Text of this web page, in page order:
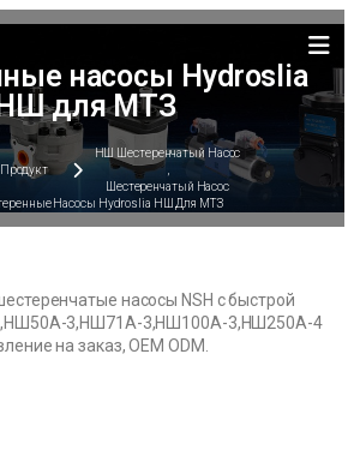
насосы Hydroslia
для МТЗ
Продукт
НШ Шестеренчатый Насос
Шестеренчатый Насос
Насосы Hydroslia НШ Для МТЗ
насосы NSH с быстрой
3,НШ71А-3,НШ100А-3,НШ250А-4
на заказ, OEM ODM.